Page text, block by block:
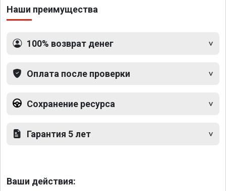
Наши преимущества
100% возврат денег
Оплата после проверки
Сохранение ресурса
Гарантия 5 лет
Ваши действия: